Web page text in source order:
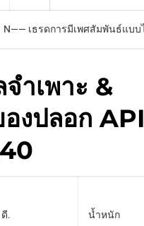
เธรดการมีเพศสัมพันธ์แบ
ำเพาะ &
งปลอก API
. น้ำหนัก